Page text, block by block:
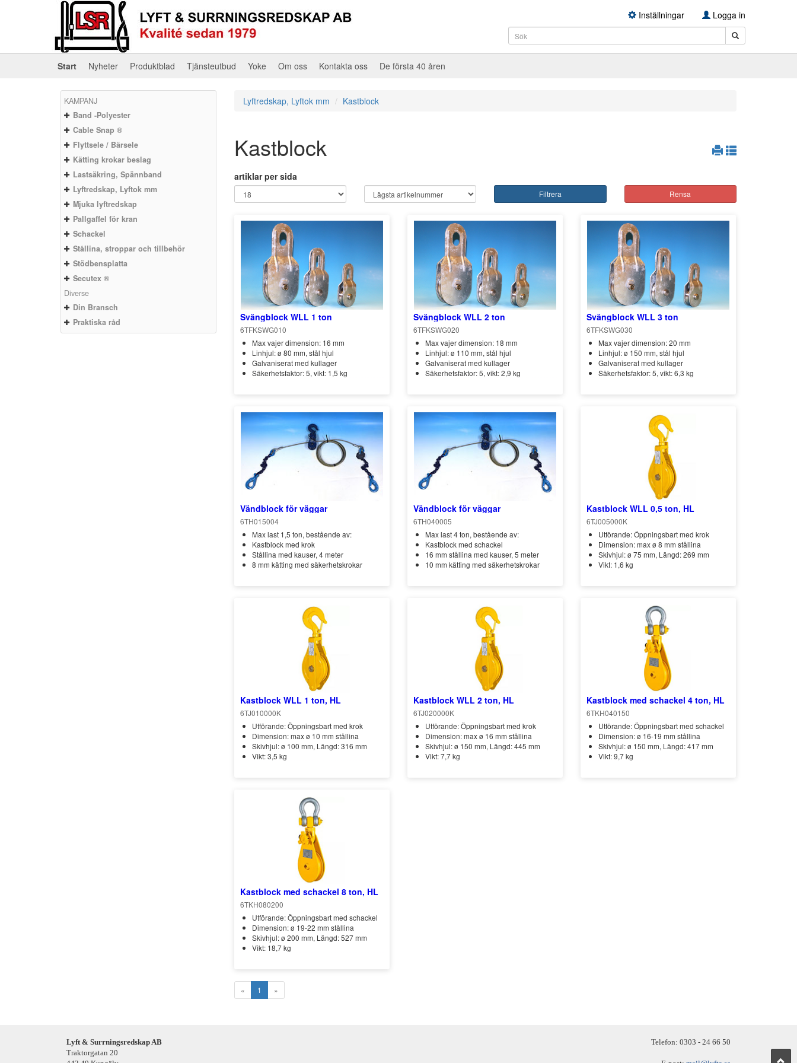
Inställningar Logga in
Start Nyheter Produktblad Tjänsteutbud Yoke Om oss Kontakta oss De första 40 åren
KAMPANJ
Band -Polyester
Cable Snap ®
Flyttsele / Bärsele
Kätting krokar beslag
Lastsäkring, Spännband
Lyftredskap, Lyftok mm
Mjuka lyftredskap
Pallgaffel för kran
Schackel
Stållina, stroppar och tillbehör
Stödbensplatta
Secutex ®
Diverse
Din Bransch
Praktiska råd
Lyftredskap, Lyftok mm Kastblock
Kastblock
artiklar per sida
Filtrera Rensa
Svängblock WLL 1 ton
6TFKSWG010
Max vajer dimension: 16 mm
Linhjul: ø 80 mm, stål hjul
Galvaniserat med kullager
Säkerhetsfaktor: 5, vikt: 1,5 kg
Svängblock WLL 2 ton
6TFKSWG020
Max vajer dimension: 18 mm
Linhjul: ø 110 mm, stål hjul
Galvaniserat med kullager
Säkerhetsfaktor: 5, vikt: 2,9 kg
Svängblock WLL 3 ton
6TFKSWG030
Max vajer dimension: 20 mm
Linhjul: ø 150 mm, stål hjul
Galvaniserat med kullager
Säkerhetsfaktor: 5, vikt: 6,3 kg
Vändblock för väggar
6TH015004
Max last 1,5 ton, bestående av:
Kastblock med krok
Stållina med kauser, 4 meter
8 mm kätting med säkerhetskrokar
Vändblock för väggar
6TH040005
Max last 4 ton, bestående av:
Kastblock med schackel
16 mm stållina med kauser, 5 meter
10 mm kätting med säkerhetskrokar
Kastblock WLL 0,5 ton, HL
6TJ005000K
Utförande: Öppningsbart med krok
Dimension: max ø 8 mm stållina
Skivhjul: ø 75 mm, Längd: 269 mm
Vikt: 1,6 kg
Kastblock WLL 1 ton, HL
6TJ010000K
Utförande: Öppningsbart med krok
Dimension: max ø 10 mm stållina
Skivhjul: ø 100 mm, Längd: 316 mm
Vikt: 3,5 kg
Kastblock WLL 2 ton, HL
6TJ020000K
Utförande: Öppningsbart med krok
Dimension: max ø 16 mm stållina
Skivhjul: ø 150 mm, Längd: 445 mm
Vikt: 7,7 kg
Kastblock med schackel 4 ton, HL
6TKH040150
Utförande: Öppningsbart med schackel
Dimension: ø 16-19 mm stållina
Skivhjul: ø 150 mm, Längd: 417 mm
Vikt: 9,7 kg
Kastblock med schackel 8 ton, HL
6TKH080200
Utförande: Öppningsbart med schackel
Dimension: ø 19-22 mm stållina
Skivhjul: ø 200 mm, Längd: 527 mm
Vikt: 18,7 kg
« 1 »
Lyft & Surrningsredskap AB
Traktorgatan 20
Telefon: 0303 - 24 66 50